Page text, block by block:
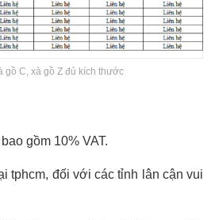
gồ C, xà gồ Z đủ kích thước
gồm 10% VAT.
tphcm, đối với các tỉnh lân cận vui